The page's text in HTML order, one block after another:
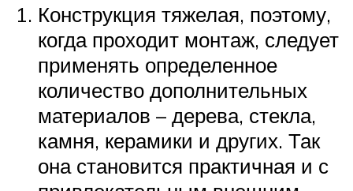
Конструкция тяжелая, поэтому,
когда проходит монтаж, следует
применять определенное
количество дополнительных
материалов – дерева, стекла,
камня, керамики и других. Так
она становится практичная и с